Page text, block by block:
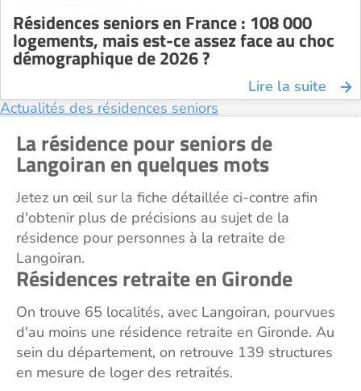
Résidences seniors en France : 108 000
logements, mais est-ce assez face au choc
démographique de 2026 ?
Lire la suite
Actualités des résidences seniors
La résidence pour seniors de
Langoiran en quelques mots
Jetez un œil sur la fiche détaillée ci-contre afin
d'obtenir plus de précisions au sujet de la
résidence pour personnes à la retraite de
Langoiran.
Résidences retraite en Gironde
On trouve 65 localités, avec Langoiran, pourvues
d'au moins une résidence retraite en Gironde. Au
sein du département, on retrouve 139 structures
en mesure de loger des retraités.